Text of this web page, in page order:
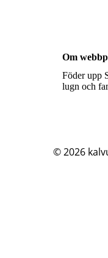
Om
Föder upp
lugn och
© 2026